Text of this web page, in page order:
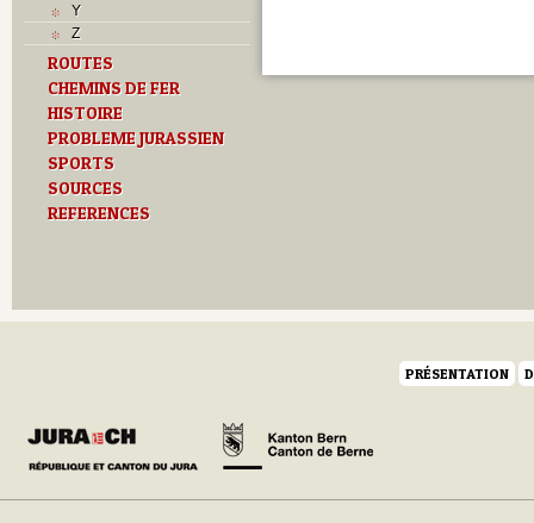
Y
Z
ROUTES
CHEMINS DE FER
HISTOIRE
PROBLEME JURASSIEN
SPORTS
SOURCES
REFERENCES
PRÉSENTATION